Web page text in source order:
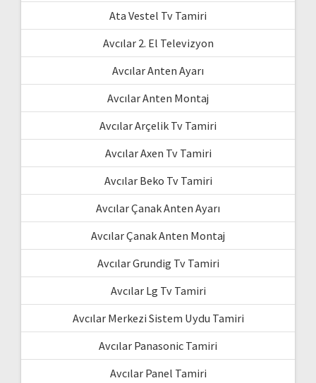
Ata Vestel Tv Tamiri
Avcılar 2. El Televizyon
Avcılar Anten Ayarı
Avcılar Anten Montaj
Avcılar Arçelik Tv Tamiri
Avcılar Axen Tv Tamiri
Avcılar Beko Tv Tamiri
Avcılar Çanak Anten Ayarı
Avcılar Çanak Anten Montaj
Avcılar Grundig Tv Tamiri
Avcılar Lg Tv Tamiri
Avcılar Merkezi Sistem Uydu Tamiri
Avcılar Panasonic Tamiri
Avcılar Panel Tamiri